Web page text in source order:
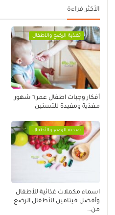
الأكثر قراءة
تغذية الرضع والأطفال
أفكار وجبات اطفال عمر ٦ شهور
مغذية ومفيدة للتسنين
تغذية الرضع والأطفال
اسماء مكملات غذائية للأطفال
وأفضل فيتامين للأطفال الرضع
من…